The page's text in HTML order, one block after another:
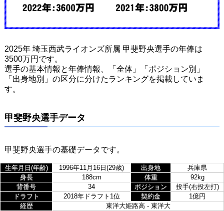
2025年 埼玉西武ライオンズ所属 甲斐野央選手の年俸は
3500万円です。
選手の基本情報と年俸情報、「全体」「ポジション別」
「出身地別」の区分に分けたランキングを掲載していま
す。
甲斐野央選手データ
甲斐野央選手の基礎データです。
生年月日(年齢) 1996年11月16日(29歳) 出身地
兵庫県
身長
188cm 体重
92kg
背番号
34 ポジション
投手(右投左打)
ドラフト
2018年ドラフト1位 契約金
1億円
経歴
東洋大姫路高 - 東洋大